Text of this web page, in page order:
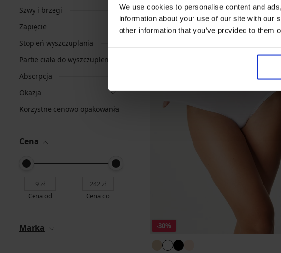
We use cookies to personalise content and
information about your use of our site with our
other information that you’ve provided to them
Szwy i brzegi
Zapięcie
Stopień wyszczuplania
Partie ciała do wyszczuplenia
Absorpcja
Okazja
Korzystne cenowo opakowania
Cena
Cena od Cena do
Marka -30%